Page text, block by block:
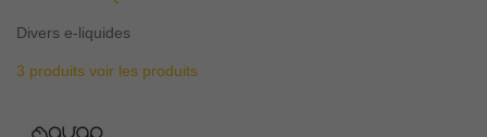
Divers e-liquides
3 produits voir les produits